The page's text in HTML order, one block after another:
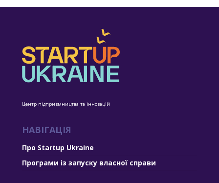
Центр підприємництва та інновацій
НАВІГАЦІЯ
Про Startup Ukraine
Програми із запуску власної справи